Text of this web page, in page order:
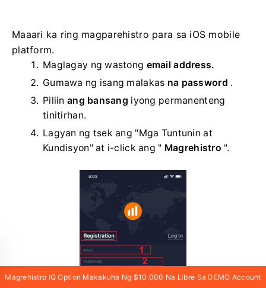
Maaari ka ring magparehistro para sa iOS mobile
platform.
Maglagay ng wastong email address.
Gumawa ng isang malakas na password .
Piliin ang bansang iyong permanenteng
tinitirhan.
Lagyan ng tsek ang "Mga Tuntunin at
Kundisyon" at i-click ang " Magrehistro ".
Magrehistro IQ Option Makakuha Ng $10,000 Na Libre Sa DEMO Account